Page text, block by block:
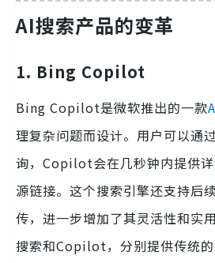
AI搜索产品的变革
1. Bing Copilot
Bing Copilot是微软推出的一款
理复杂问题而设计。用户可以通
询，Copilot会在几秒钟内提供
源链接。这个搜索引擎还支持后
传，进一步增加了其灵活性和
搜索和Copilot，分别提供传统